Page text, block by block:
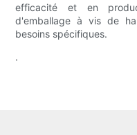
efficacité et en
d'emballage à vis de
besoins spécifiques.
.